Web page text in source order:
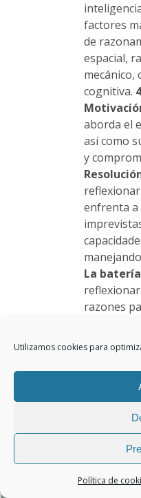
Utilizamos cookies para
Política de
factores
de
espacial,
mecánico,
cognitiva.
aborda el
así como
y
enfrenta a
La
razones
completa
de
producto
múltiples
variantes.